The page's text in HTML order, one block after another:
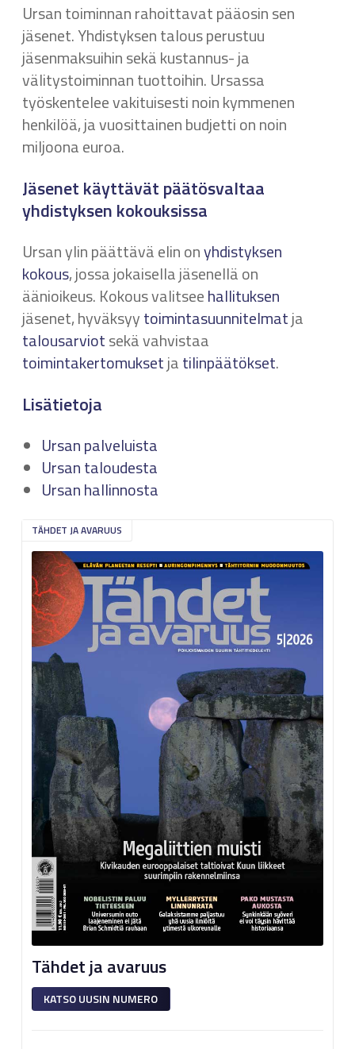
Ursan toiminnan rahoittavat pääosin sen
jäsenet. Yhdistyksen talous perustuu
jäsenmaksuihin sekä kustannus- ja
välitystoiminnan tuottoihin. Ursassa
työskentelee vakituisesti noin kymmenen
henkilöä, ja vuosittainen budjetti on noin
miljoona euroa.
Jäsenet käyttävät päätösvaltaa
yhdistyksen kokouksissa
Ursan ylin päättävä elin onyhdistyksen
kokous, jossa jokaisella jäsenellä on
äänioikeus. Kokous valitseehallituksen
jäsenet, hyväksyytoimintasuunnitelmatja
talousarviotsekä vahvistaa
toimintakertomuksetjatilinpäätökset.
Lisätietoja
Ursan palveluista
Ursan taloudesta
Ursan hallinnosta
TÄHDET JA AVARUUS
Tähdet ja avaruus
KATSO UUSIN NUMERO